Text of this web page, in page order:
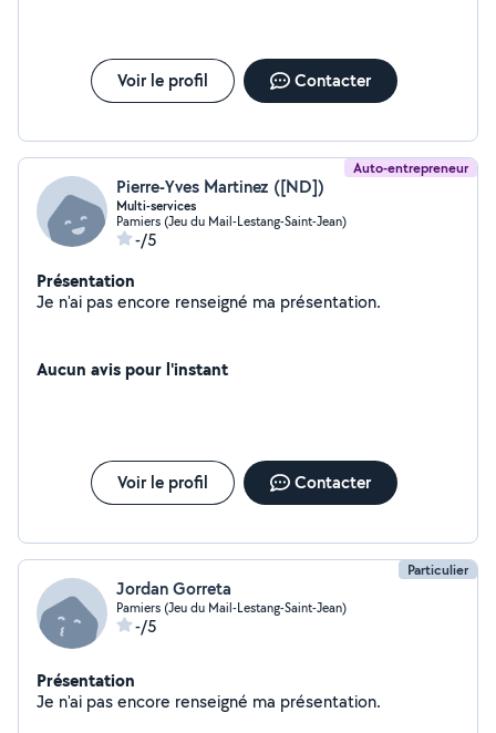
Voir le profil Contacter
Auto-entrepreneur
Pierre-Yves Martinez ([ND])
Multi-services
Pamiers (Jeu du Mail-Lestang-Saint-Jean)
-/5
Présentation
Je n'ai pas encore renseigné ma présentation.
Aucun avis pour l'instant
Voir le profil Contacter
Particulier
Jordan Gorreta
Pamiers (Jeu du Mail-Lestang-Saint-Jean)
-/5
Présentation
Je n'ai pas encore renseigné ma présentation.